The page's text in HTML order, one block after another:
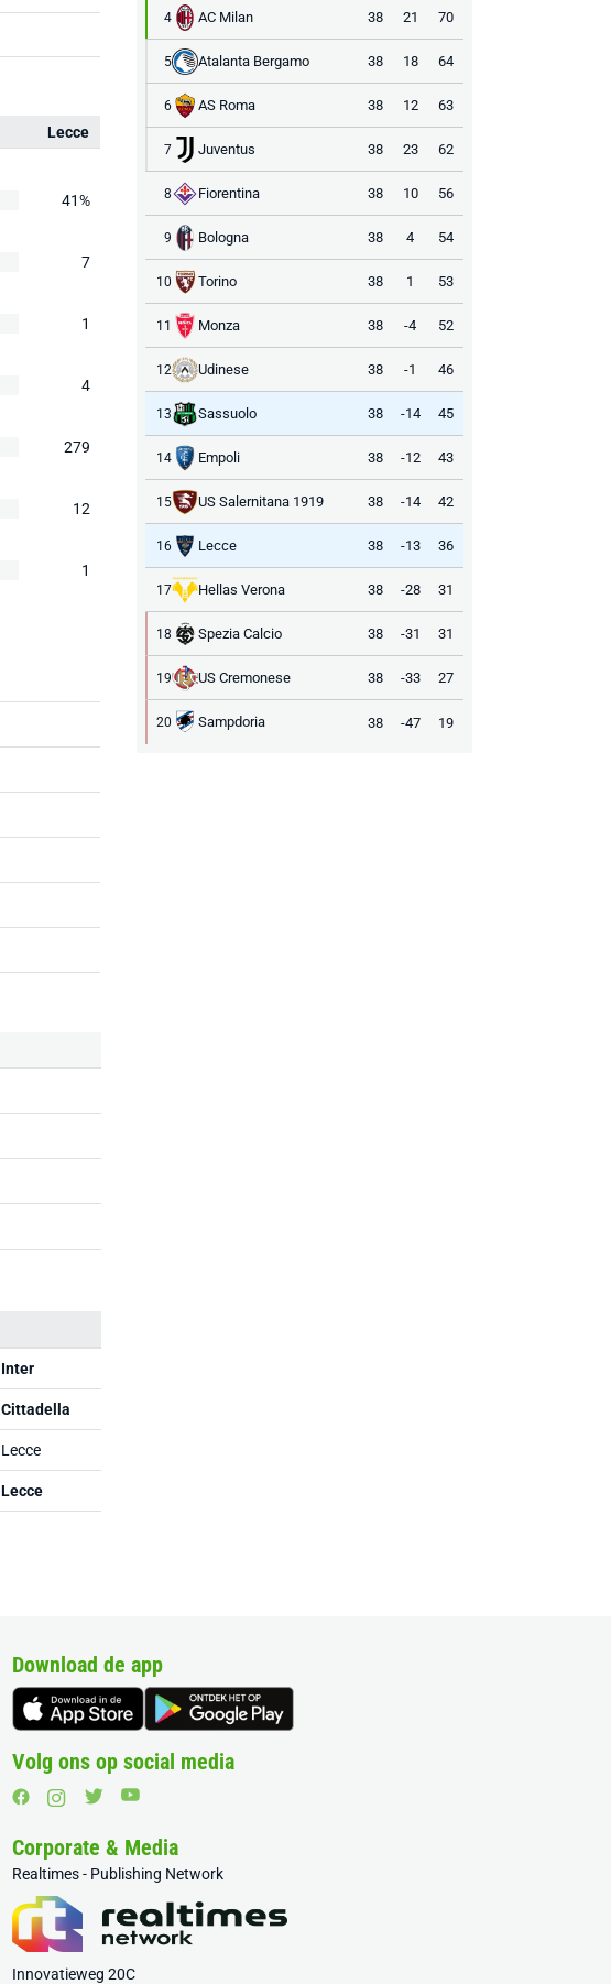
Lecce
41%
7
1
4
279
12
1
Inter
Cittadella
Lecce
Lecce
4 AC Milan 38 21 70
5 Atalanta Bergamo 38 18 64
6 AS Roma 38 12 63
7 Juventus 38 23 62
8 Fiorentina 38 10 56
9 Bologna 38 4 54
10 Torino 38 1 53
11 Monza 38 -4 52
12 Udinese 38 -1 46
13 Sassuolo 38 -14 45
14 Empoli 38 -12 43
15 US Salernitana 1919 38 -14 42
16 Lecce 38 -13 36
17 Hellas Verona 38 -28 31
18 Spezia Calcio 38 -31 31
19 US Cremonese 38 -33 27
20 Sampdoria 38 -47 19
Download de app
Volg ons op social media
Corporate & Media
Realtimes - Publishing Network
Innovatieweg 20C